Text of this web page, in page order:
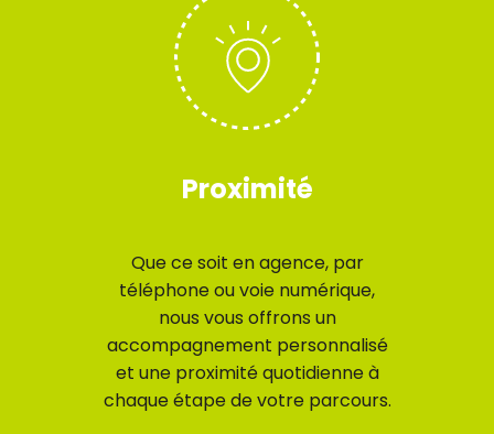
Proximité
Que ce soit en agence, par
téléphone ou voie numérique,
nous vous offrons un
accompagnement personnalisé
et une proximité quotidienne à
chaque étape de votre parcours.